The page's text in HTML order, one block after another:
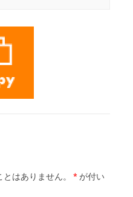
はありません。 * が付い